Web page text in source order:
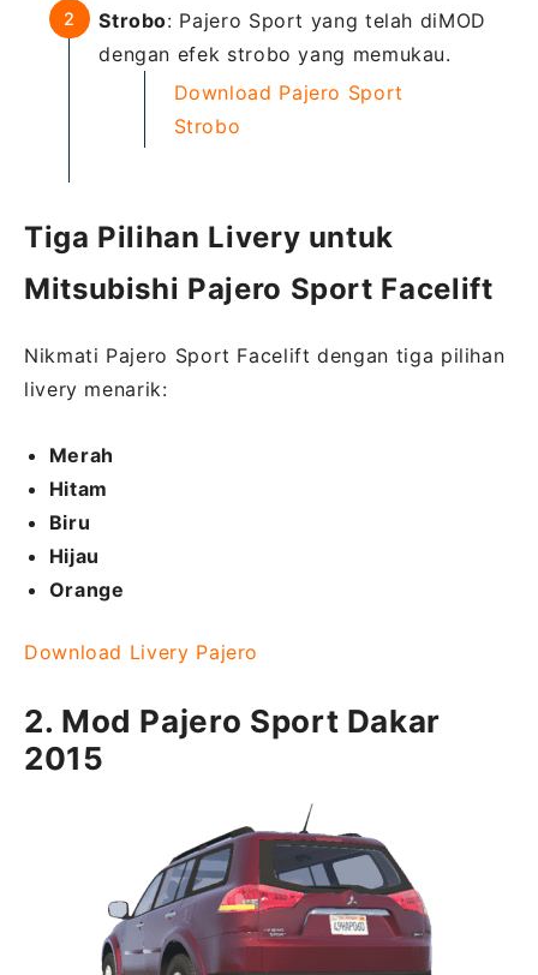
Strobo: Pajero Sport yang telah diMOD
dengan efek strobo yang memukau.
Download Pajero Sport
Strobo
Tiga Pilihan Livery untuk
Mitsubishi Pajero Sport Facelift
Nikmati Pajero Sport Facelift dengan tiga pilihan
livery menarik:
Merah
Hitam
Biru
Hijau
Orange
Download Livery Pajero
2. Mod Pajero Sport Dakar
2015